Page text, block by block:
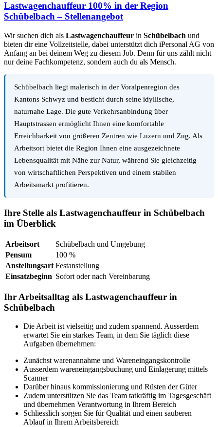
Lastwagenchauffeur 100% in der Region
Schübelbach – Stellenangebot
Wir suchen dich als Lastwagenchauffeur in Schübelbach und
bieten dir eine Vollzeitstelle, dabei unterstützt dich iPersonal AG von
Anfang an bei deinem Weg zu diesem Job. Denn für uns zählt nicht
nur deine Fachkompetenz, sondern auch du als Mensch.
Schübelbach liegt malerisch in der Voralpenregion des
Kantons Schwyz und besticht durch seine idyllische,
naturnahe Lage. Die gute Verkehrsanbindung über
Hauptstrassen ermöglicht Ihnen eine komfortable
Erreichbarkeit von größeren Zentren wie Luzern und Zug. Als
Arbeitsort bietet die Region Ihnen eine ausgezeichnete
Lebensqualität mit Nähe zur Natur, während Sie gleichzeitig
von wirtschaftlichen Perspektiven und einem stabilen
Arbeitsmarkt profitieren.
Ihre Stelle als Lastwagenchauffeur in Schübelbach
im Überblick
Arbeitsort
Schübelbach und Umgebung
Pensum
100 %
Anstellungsart Festanstellung
Einsatzbeginn Sofort oder nach Vereinbarung
Ihr Arbeitsalltag als Lastwagenchauffeur in
Schübelbach
Die Arbeit ist vielseitig und zudem spannend. Ausserdem
erwartet Sie ein starkes Team, in dem Sie täglich diese
Aufgaben übernehmen:
Zunächst warenannahme und Wareneingangskontrolle
Ausserdem wareneingangsbuchung und Einlagerung mittels
Scanner
Darüber hinaus kommissionierung und Rüsten der Güter
Zudem unterstützen Sie das Team tatkräftig im Tagesgeschäft
und übernehmen Verantwortung in Ihrem Bereich
Schliesslich sorgen Sie für Qualität und einen sauberen
Ablauf in Ihrem Arbeitsbereich